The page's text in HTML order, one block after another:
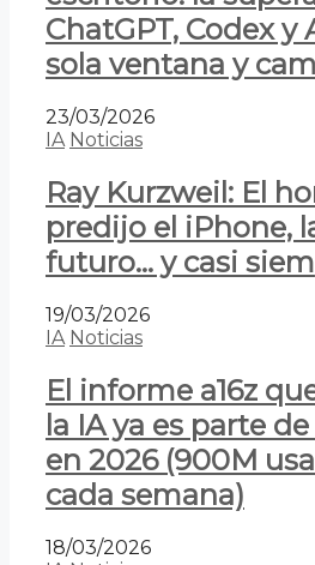
ChatGPT, Codex y
sola ventana y
23/03/2026
IA Noticias
Ray Kurzweil: El
predijo el iPhone,
futuro… y casi
19/03/2026
IA Noticias
El informe a16z
la IA ya es parte
en 2026 (900M
cada semana)
18/03/2026